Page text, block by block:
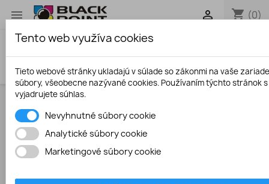
 shopping_cart (0)

search
mikroporézny super lesklý fotopapier
Tento web využíva cookies
Tieto webové stránky ukladajú v súlade so zákonmi na vaše
súbory, všeobecne nazývané cookies. Používaním týchto stránok
vyjadrujete súhlas.
Nevyhnutné súbory cookie
Analytické súbory cookie
Marketingové súbory cookie